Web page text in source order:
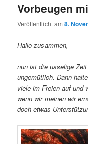
Vorbeugen
Veröffentlicht am8.
Hallo zusammen,
nun ist die usselige
ungemütlich. Dann
viele im Freien auf und
wenn wir meinen wir
doch etwas